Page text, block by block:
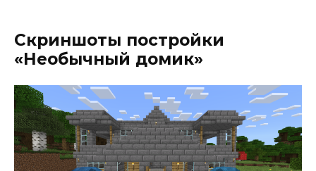
Скриншоты постройки
«Необычный домик»